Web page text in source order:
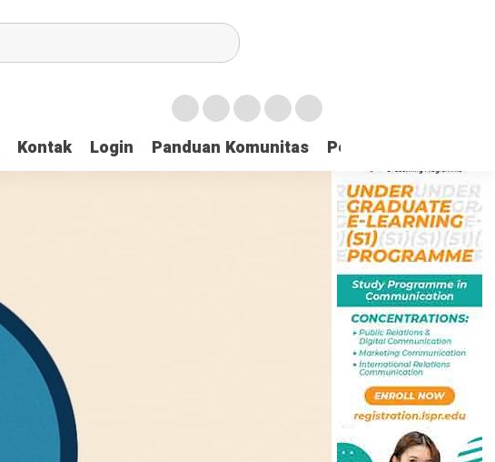
Kontak Login Panduan Komunitas Pedoman Media